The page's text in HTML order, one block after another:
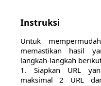
Instruksi
Untuk
memastikan hasil
langkah-langkah
1. Siapkan URL
maksimal 2 URL